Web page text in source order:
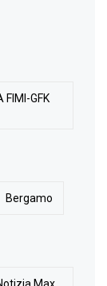
FIMI-GFK
Bergamo